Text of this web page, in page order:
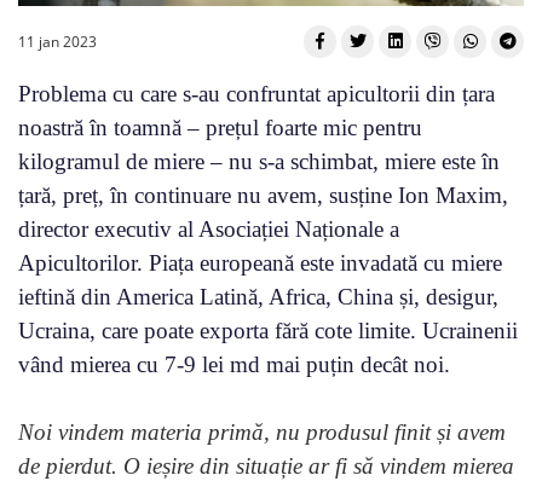
11 jan 2023
Problema cu care s-au confruntat apicultorii din țara
noastră în toamnă – prețul foarte mic pentru
kilogramul de miere – nu s-a schimbat, miere este în
țară, preț, în continuare nu avem, susține Ion Maxim,
director executiv al Asociației Naționale a
Apicultorilor. Piața europeană este invadată cu miere
ieftină din America Latină, Africa, China și, desigur,
Ucraina, care poate exporta fără cote limite. Ucrainenii
vând mierea cu 7-9 lei md mai puțin decât noi.
Noi vindem materia primă, nu produsul finit și avem
de pierdut. O ieșire din situație ar fi să vindem mierea